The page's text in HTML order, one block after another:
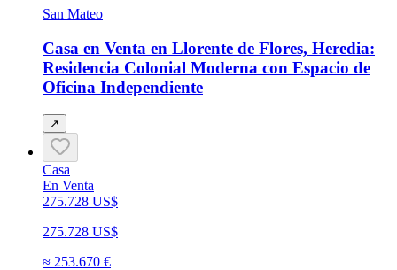
San Mateo
Casa en Venta en Llorente de Flores, Heredia:
Residencia Colonial Moderna con Espacio de
Oficina Independiente
↗
Casa
En Venta
275.728 US$
275.728 US$
≈ 253.670 €